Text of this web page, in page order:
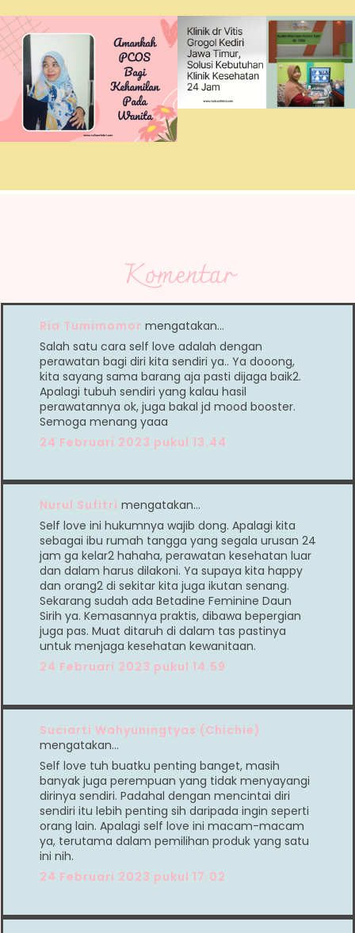
Komentar
Ria Tumimomor mengatakan…
Salah satu cara self love adalah dengan
perawatan bagi diri kita sendiri ya.. Ya dooong,
kita sayang sama barang aja pasti dijaga baik2.
Apalagi tubuh sendiri yang kalau hasil
perawatannya ok, juga bakal jd mood booster.
Semoga menang yaaa
24 Februari 2023 pukul 13.44
Nurul Sufitri mengatakan…
Self love ini hukumnya wajib dong. Apalagi kita
sebagai ibu rumah tangga yang segala urusan 24
jam ga kelar2 hahaha, perawatan kesehatan luar
dan dalam harus dilakoni. Ya supaya kita happy
dan orang2 di sekitar kita juga ikutan senang.
Sekarang sudah ada Betadine Feminine Daun
Sirih ya. Kemasannya praktis, dibawa bepergian
juga pas. Muat ditaruh di dalam tas pastinya
untuk menjaga kesehatan kewanitaan.
24 Februari 2023 pukul 14.59
Suciarti Wahyuningtyas (Chichie)
mengatakan…
Self love tuh buatku penting banget, masih
banyak juga perempuan yang tidak menyayangi
dirinya sendiri. Padahal dengan mencintai diri
sendiri itu lebih penting sih daripada ingin seperti
orang lain. Apalagi self love ini macam-macam
ya, terutama dalam pemilihan produk yang satu
ini nih.
24 Februari 2023 pukul 17.02